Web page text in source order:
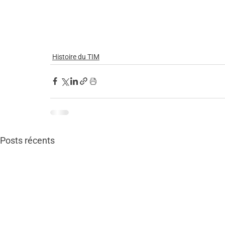
Histoire du TIM
Posts récents